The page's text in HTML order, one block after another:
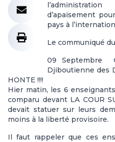
d’apaisement
pays à
Le communiqué
09 Septembre
Djiboutienne des
HONTE !!!!
Hier matin, les 6
comparu devant LA COUR
devait statuer sur leurs
moins à la liberté provisoire.
Il faut rappeler que ces